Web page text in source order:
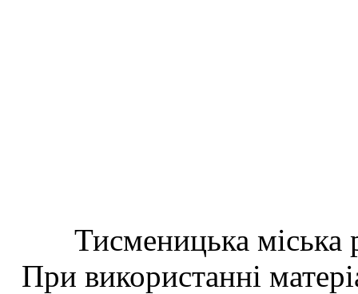
Тисменицька міська
При використанні